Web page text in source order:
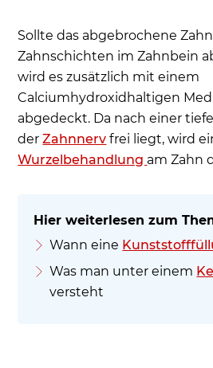
Sollte das abgebrochene
Zahnschichten im Zahnbein
wird es zusätzlich mit einem
Calciumhydroxidhaltigen
abgedeckt. Da nach einer
derZahnnerv frei liegt, wird
Wurzelbehandlung am Zahn
Wann eine
Was man unter einem
versteht